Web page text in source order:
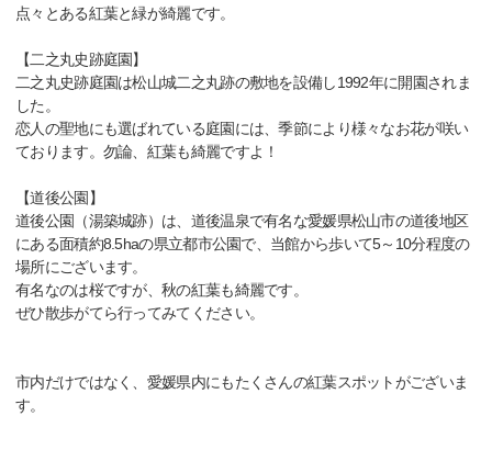
点々とある紅葉と緑が綺麗です。
【二之丸史跡庭園】
二之丸史跡庭園は松山城二之丸跡の敷地を設備し1992年に開園されま
した。
恋人の聖地にも選ばれている庭園には、季節により様々なお花が咲い
ております。勿論、紅葉も綺麗ですよ！
【道後公園】
道後公園（湯築城跡）は、道後温泉で有名な愛媛県松山市の道後地区
にある面積約8.5haの県立都市公園で、当館から歩いて5～10分程度の
場所にございます。
有名なのは桜ですが、秋の紅葉も綺麗です。
ぜひ散歩がてら行ってみてください。
市内だけではなく、愛媛県内にもたくさんの紅葉スポットがございま
す。